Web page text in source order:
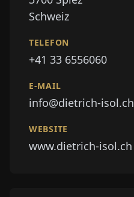
Schweiz
TELEFON
+41 33 6556060
E-MAIL
info@dietrich-isol.ch
WEBSITE
www.dietrich-isol.ch